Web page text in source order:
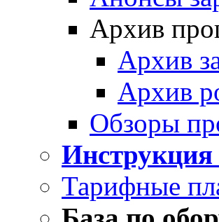
Архив
Архив
Архив
Обзоры
Тарифные